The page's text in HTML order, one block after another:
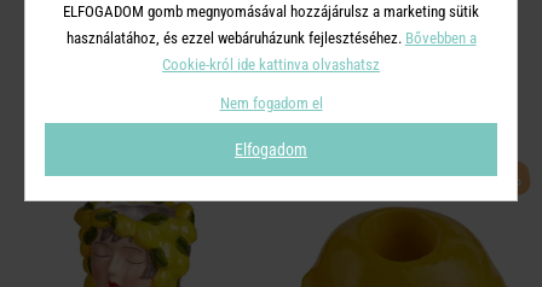
A TERMÉKCSALÁD TOVÁBBI
TERMÉKEI
-50% -50%
ELFOGADOM gomb megnyomásával hozzájárulsz a marketing sütik
használatához, és ezzel webáruházunk fejlesztéséhez. Bővebben a
Cookie-król ide kattinva olvashatsz
Nem fogadom el
Elfogadom